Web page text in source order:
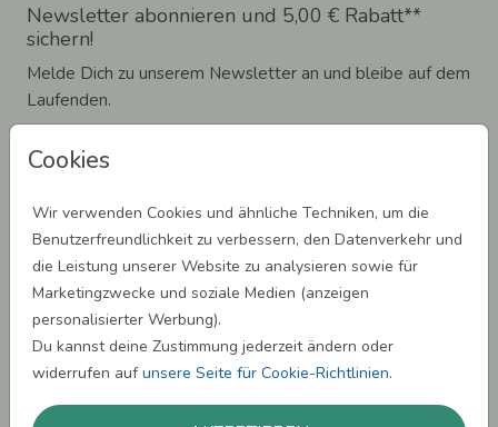
Cookies
Wir verwenden Cookies und ähnliche Techniken, um die
Benutzerfreundlichkeit zu verbessern, den Datenverkehr und
die Leistung unserer Website zu analysieren sowie für
Marketingzwecke und soziale Medien (anzeigen
personalisierter Werbung).
Du kannst deine Zustimmung jederzeit ändern oder
widerrufen aufunsere Seite für Cookie-Richtlinien.
Newsletter abonnieren und 5,00 € Rabatt**
sichern!
Melde Dich zu unserem Newsletter an und bleibe auf dem
Laufenden.
Einwilligung zur Datennutzung für Marketingzwecke: Hiermit willigst Du ein,
dass wir Dich mit neuesten Informationen aus unserem Angebot informieren
können. Dies umfasst den Versand unseres Newsletters. Zudem können wir Dir
Produktinformationen zu Deinen Interessen auf anderen Plattformen wie
Facebook und Google anzeigen. Um Dir diesen Service anbieten zu können,
nutzen wir Deine personenbezogenen Daten und teilen diese auch mit Dritten,
wenn erforderlich. Du kannst diese Einwilligung jederzeit widerrufen. Weitere
Informationen erhätst Du in unserer Datenschutzerklärung.
ANMELDEN